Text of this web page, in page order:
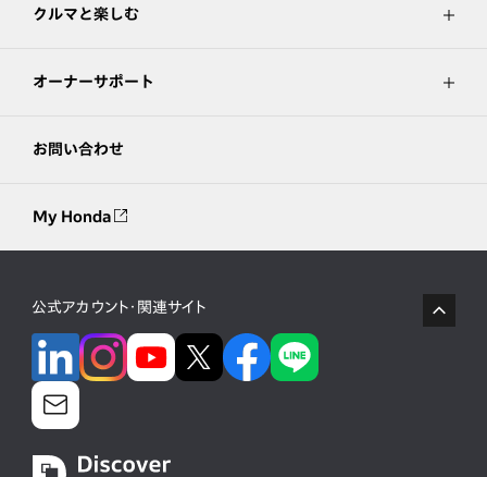
クルマと楽しむ
オーナーサポート
お問い合わせ
My Honda
公式アカウント・関連サイト